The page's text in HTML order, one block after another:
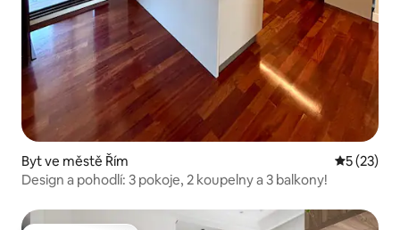
Byt ve městě Řím Průměrné
5 (23)
Design a pohodlí: 3 pokoje, 2 koupelny a 3 balkony!